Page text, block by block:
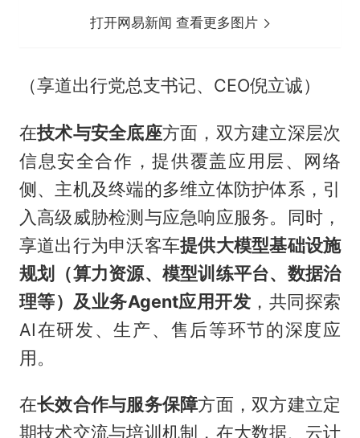
打开网易新闻 查看更多图片
（享道出行党总支书记、CEO倪立诚）
在技术与安全底座方面，双方建立深层次
信息安全合作，提供覆盖应用层、网络
侧、主机及终端的多维立体防护体系，引
入高级威胁检测与应急响应服务。同时，
享道出行为申沃客车提供大模型基础设施
规划（算力资源、模型训练平台、数据治
理等）及业务Agent应用开发 ，共同探索
AI在研发、生产、售后等环节的深度应
用。
在长效合作与服务保障方面，双方建立定
期技术交流与培训机制，在大数据、云计